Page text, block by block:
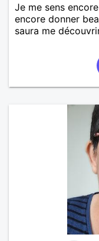
Je me sens
encore donner
saura me